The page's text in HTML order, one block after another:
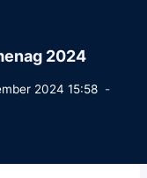
2024
2024 15:58